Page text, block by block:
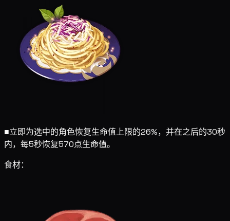
■立即为选中的角色恢复生命值上限的26%，并在之后的30秒
内，每5秒恢复570点生命值。
食材：